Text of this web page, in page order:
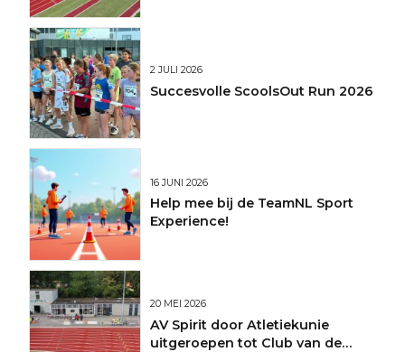
2 JULI 2026
Succesvolle ScoolsOut Run 2026
16 JUNI 2026
Help mee bij de TeamNL Sport
Experience!
20 MEI 2026
AV Spirit door Atletiekunie
uitgeroepen tot Club van de